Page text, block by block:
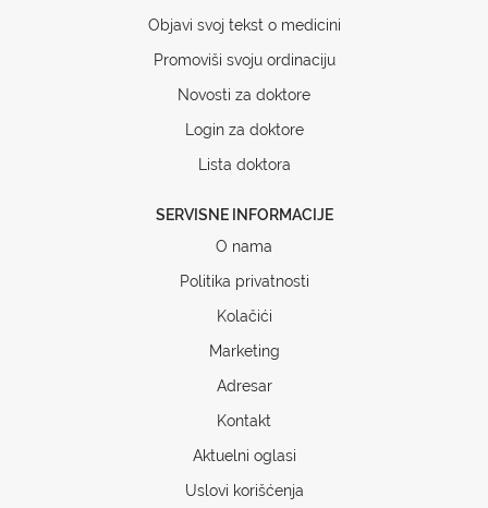
Objavi svoj tekst o medicini
Promoviši svoju ordinaciju
Novosti za doktore
Login za doktore
Lista doktora
SERVISNE INFORMACIJE
O nama
Politika privatnosti
Kolačići
Marketing
Adresar
Kontakt
Aktuelni oglasi
Uslovi korišćenja